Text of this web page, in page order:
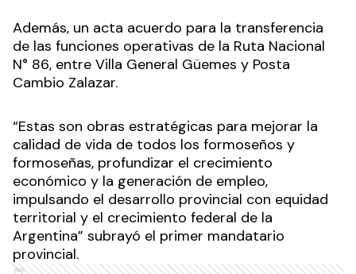
Además, un acta acuerdo para la transferencia
de las funciones operativas de la Ruta Nacional
N° 86, entre Villa General Güemes y Posta
Cambio Zalazar.
“Estas son obras estratégicas para mejorar la
calidad de vida de todos los formoseños y
formoseñas, profundizar el crecimiento
económico y la generación de empleo,
impulsando el desarrollo provincial con equidad
territorial y el crecimiento federal de la
Argentina” subrayó el primer mandatario
provincial.
Ads